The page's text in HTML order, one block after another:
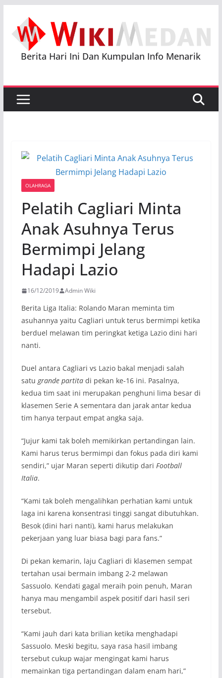
content
Berita Hari Ini Dan Kumpulan Info Menarik
OLAHRAGA
Pelatih Cagliari Minta
Anak Asuhnya Terus
Bermimpi Jelang
Hadapi Lazio
16/12/2019 Admin Wiki
Berita Liga Italia: Rolando Maran meminta tim
asuhannya yaitu Cagliari untuk terus bermimpi ketika
berduel melawan tim peringkat ketiga Lazio dini hari
nanti.
Duel antara Cagliari vs Lazio bakal menjadi salah
satu grande partitadi pekan ke-16 ini. Pasalnya,
kedua tim saat ini merupakan penghuni lima besar di
klasemen Serie A sementara dan jarak antar kedua
tim hanya terpaut empat angka saja.
“Jujur kami tak boleh memikirkan pertandingan lain.
Kami harus terus bermimpi dan fokus pada diri kami
sendiri,” ujar Maran seperti dikutip dari Football
Italia.
“Kami tak boleh mengalihkan perhatian kami untuk
laga ini karena konsentrasi tinggi sangat dibutuhkan.
Besok (dini hari nanti), kami harus melakukan
pekerjaan yang luar biasa bagi para fans.”
Di pekan kemarin, laju Cagliari di klasemen sempat
tertahan usai bermain imbang 2-2 melawan
Sassuolo. Kendati gagal meraih poin penuh, Maran
hanya mau mengambil aspek positif dari hasil seri
tersebut.
“Kami jauh dari kata brilian ketika menghadapi
Sassuolo. Meski begitu, saya rasa hasil imbang
tersebut cukup wajar mengingat kami harus
memainkan tiga pertandingan dalam enam hari,”